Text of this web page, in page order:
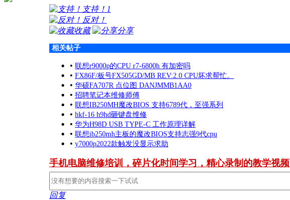
支持！ 1
反对！
收藏
分享
相关帖子
• 联想r9000p的CPU r7-6800h 有加密吗
• FX86F/板号FX505GD/MB REV:2.0 CPU坏求帮忙。
• 华硕FA707R 点位图 DANJMMB1AA0
• 招聘笔记本维修师傅
• 联想IB250MH魔改BIOS 支持6789代，至强系列
• hkf-16 h9hd砸键盘维修
• 华为H98D USB TYPE-C 工作原理详解
• 联想ib250mh主板的魔改BIOS支持志强9代cpu
• y7000p2022款触发没显示求助
手机电脑维修培训，碎片化时间学习，精心录制的教学视频
回复